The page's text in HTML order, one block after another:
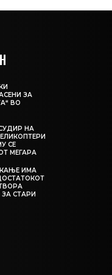
ЗА
ВО
НА
СЕ
МЕГАРА
ИМА
СТАРИ